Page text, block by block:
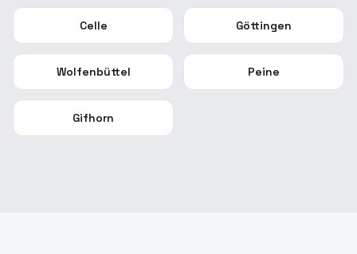
Celle Göttingen
Wolfenbüttel Peine
Gifhorn